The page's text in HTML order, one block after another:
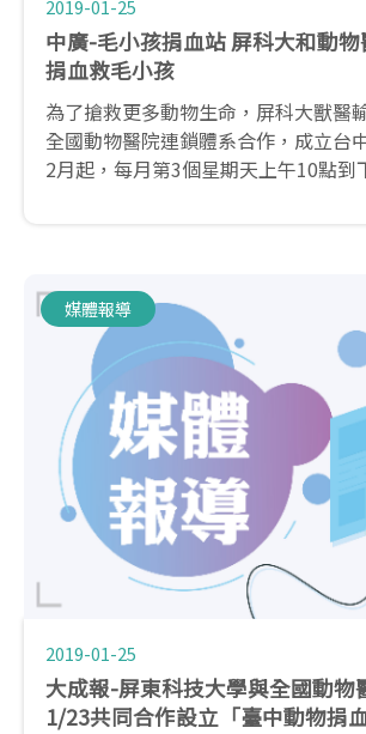
2019-01-25
中廣-毛小孩捐血站 屏科大和動
捐血救毛小孩
為了搶救更多動物生命，屏科大獸醫
全國動物醫院連鎖體系合作，成立台
2月起，每月第3個星期天上午10點到
媒體報導
2019-01-25
大成報-屏東科技大學與全國動物
1/23共同合作設立「臺中動物捐血